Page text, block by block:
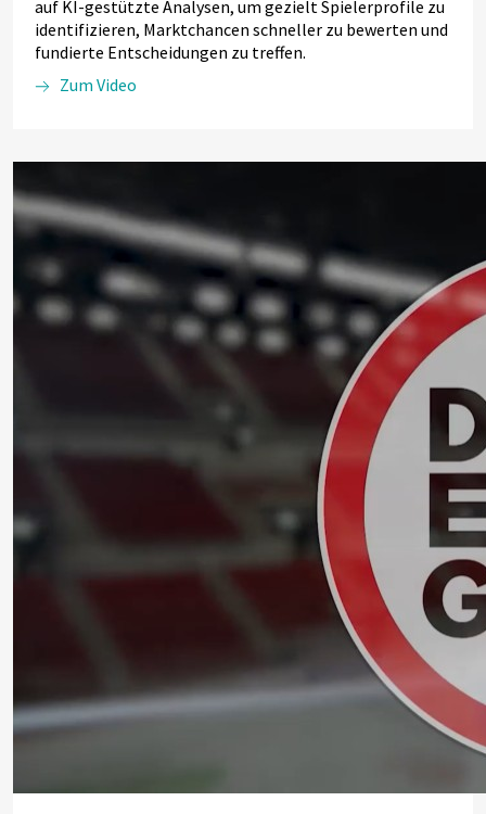
auf KI-gestützte Analysen, um gezielt Spielerprofile zu
identifizieren, Marktchancen schneller zu bewerten und
fundierte Entscheidungen zu treffen.
Zum Video